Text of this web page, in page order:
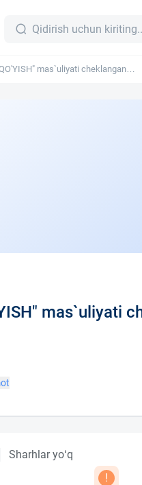
mas`uliyati cheklangan
mas`uliyati
Sharhlar yo‘q
!